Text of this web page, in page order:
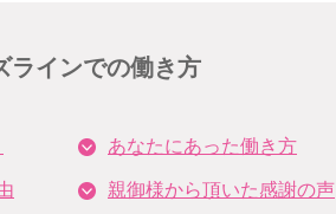
ラインでの働き方
あなたにあった働き方
親御様から頂いた感謝の声